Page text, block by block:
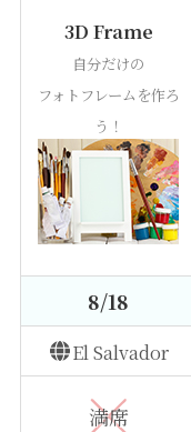
3D Frame
自分だけの
フォトフレームを作ろ
う！
8/18
El Salvador
満席